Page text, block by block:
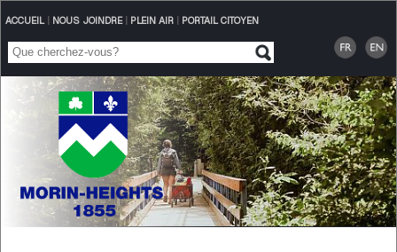
ACCUEIL| NOUS JOINDRE| PLEIN AIR| PORTAIL CITOYEN